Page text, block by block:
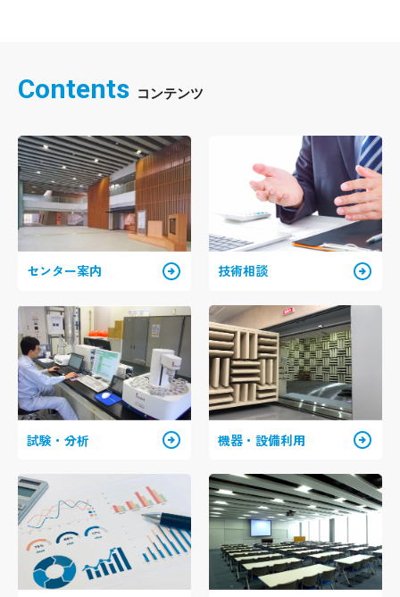
Contents
センター案内 arrow_circle_right 技術相談 arrow_circle_right
試験・分析 arrow_circle_right 機器・設備利用 arrow_circle_right